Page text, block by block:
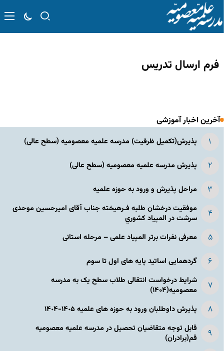
فرم ارسال تدریس
آخرین اخبار آموزشی
پذیرش(تکمیل ظرفیت) مدرسه علمیه معصومیه‌ (سطح عالی)
پذیرش مدرسه علمیه معصومیه‌ (سطح عالی)
مراحل پذیرش و ورود به حوزه علمیه
موفقیت درخشان طلبه فـرهیخته جناب آقای امیرحسین موحدی
سرشت در المپياد كشوري
معرفی نفرات برتر المپیاد علمی – مرحله استانی
گردهمایی اساتید پایه های اول تا سوم
شرایط درخواست انتقالی طلاب سطح یک به مدرسه
معصومیه(۱۴۰۴)
پذیرش داوطلبان ورود به حوزه های علمیه ١۴٠۵-١۴٠۴
قابل توجه متقاضیان تحصیل در مدرسه علمیه معصومیه
قم(برادران)